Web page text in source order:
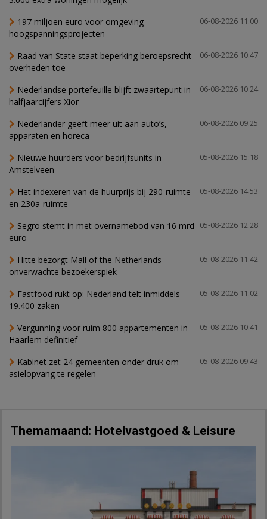
06-08-2026 11:00
197 miljoen euro voor omgeving
hoogspanningsprojecten
06-08-2026 10:47
Raad van State staat beperking beroepsrecht
overheden toe
06-08-2026 10:24
Nederlandse portefeuille blijft zwaartepunt in
halfjaarcijfers Xior
06-08-2026 09:25
Nederlander geeft meer uit aan auto’s,
apparaten en horeca
05-08-2026 15:18
Nieuwe huurders voor bedrijfsunits in
Amstelveen
05-08-2026 14:53
Het indexeren van de huurprijs bij 290-ruimte
en 230a-ruimte
05-08-2026 12:28
Segro stemt in met overnamebod van 16 mrd
euro
05-08-2026 11:42
Hitte bezorgt Mall of the Netherlands
onverwachte bezoekerspiek
05-08-2026 11:02
Fastfood rukt op: Nederland telt inmiddels
19.400 zaken
05-08-2026 10:41
Vergunning voor ruim 800 appartementen in
Haarlem definitief
05-08-2026 09:43
Kabinet zet 24 gemeenten onder druk om
asielopvang te regelen
Themamaand: Hotelvastgoed & Leisure